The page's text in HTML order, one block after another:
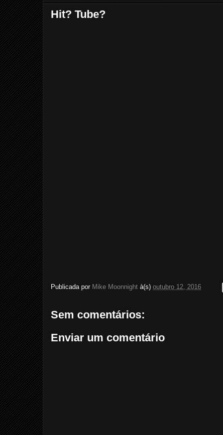
Hit? Tube?
Publicada por Mike Moonnight à(s) outubro 12, 2016
Sem comentários:
Enviar um comentário